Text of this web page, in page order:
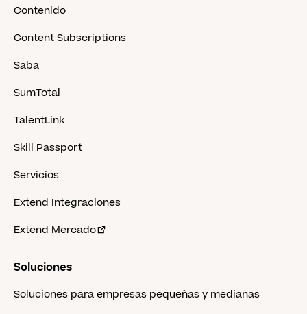
Contenido
Content Subscriptions
Saba
SumTotal
TalentLink
Skill Passport
Servicios
Extend Integraciones
Extend Mercado
Soluciones
Soluciones para empresas pequeñas y medianas